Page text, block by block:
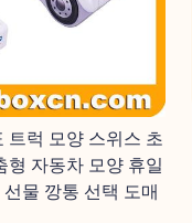
트럭 모양 스위스 초
형 자동차 모양 휴일
물 깡통 선택 도매